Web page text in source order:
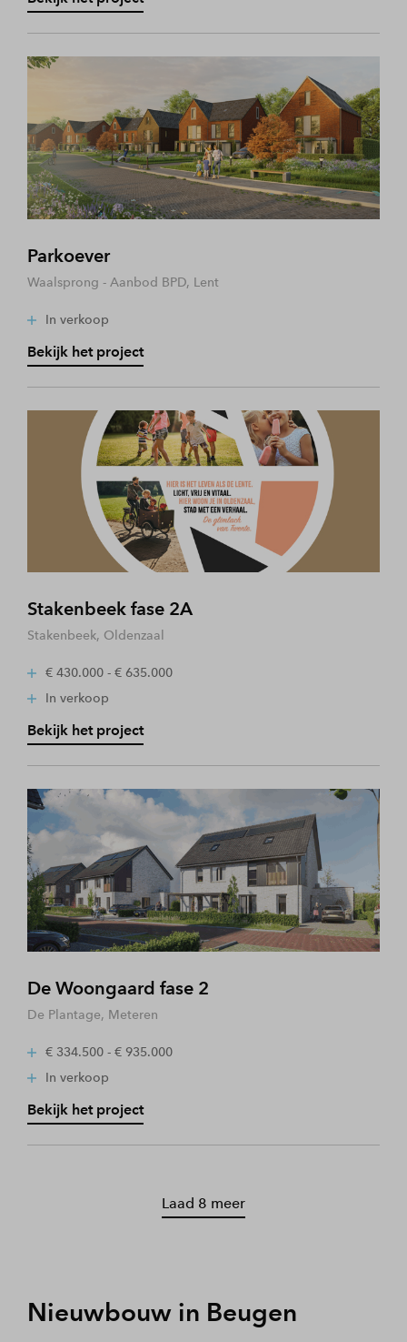
Parkoever
Waalsprong - Aanbod BPD, Lent
In verkoop
Bekijk het project
Stakenbeek fase 2A
Stakenbeek, Oldenzaal
€ 430.000 - € 635.000
In verkoop
Bekijk het project
De Woongaard fase 2
De Plantage, Meteren
€ 334.500 - € 935.000
In verkoop
Bekijk het project
Laad 8 meer
Nieuwbouw in Beugen